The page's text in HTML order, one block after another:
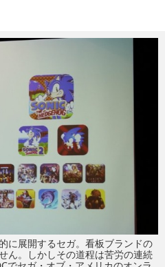
に展開するセガ。看板ブランドの
ん。しかしその道程は苦労の連続